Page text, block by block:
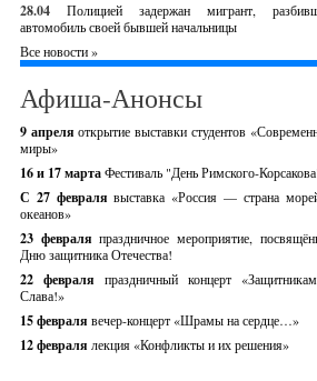
28.04
Полицией задержан мигрант,
автомобиль своей бывшей начальницы
Все новости »
Афиша-Анонсы
9 апреляоткрытие выставки студентов
миры»
16 и 17 мартаФестиваль "День Римского-
С 27 февралявыставка «Россия — страна
океанов»
23 февраляпраздничное мероприятие,
Дню защитника Отечества!
22 февраля праздничный концерт
Слава!»
15 февраля вечер-концерт «Шрамы на сердце…»
12 февраля лекция «Конфликты и их решения»